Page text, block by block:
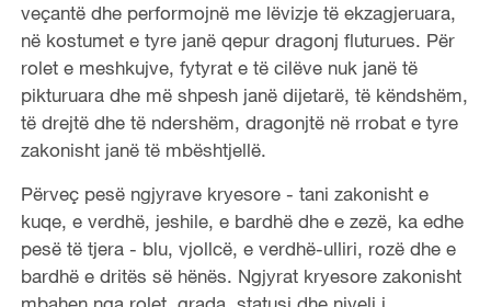
veçantë dhe performojnë me lëvizje të ekzagjeruara,
në kostumet e tyre janë qepur dragonj fluturues. Për
rolet e meshkujve, fytyrat e të cilëve nuk janë të
pikturuara dhe më shpesh janë dijetarë, të këndshëm,
të drejtë dhe të ndershëm, dragonjtë në rrobat e tyre
zakonisht janë të mbështjellë.
Përveç pesë ngjyrave kryesore - tani zakonisht e
kuqe, e verdhë, jeshile, e bardhë dhe e zezë, ka edhe
pesë të tjera - blu, vjollcë, e verdhë-ulliri, rozë dhe e
bardhë e dritës së hënës. Ngjyrat kryesore zakonisht